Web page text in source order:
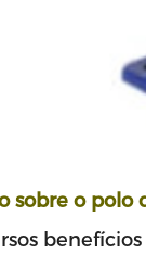
sobre o polo